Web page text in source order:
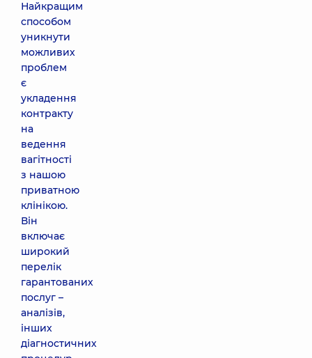
Найкращим
способом
уникнути
можливих
проблем
є
укладення
контракту
на
ведення
вагітності
з нашою
приватною
клінікою.
Він
включає
широкий
перелік
гарантованих
послуг –
аналізів,
інших
діагностичних